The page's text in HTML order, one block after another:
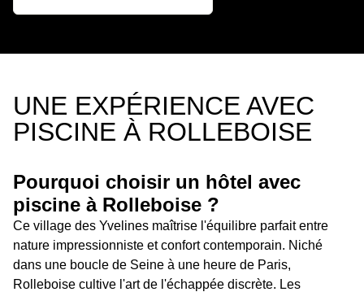
UNE EXPÉRIENCE AVEC
PISCINE À ROLLEBOISE
Pourquoi choisir un hôtel avec
piscine à Rolleboise ?
Ce village des Yvelines maîtrise l'équilibre parfait entre
nature impressionniste et confort contemporain. Niché
dans une boucle de Seine à une heure de Paris,
Rolleboise cultive l'art de l'échappée discrète. Les